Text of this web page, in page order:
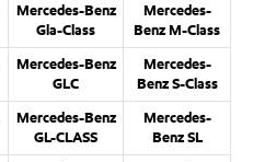
Mercedes-Benz
Gla-Class
Mercedes-
Benz M-Class
Mercedes-Benz
GLC
Mercedes-
Benz S-Class
Mercedes-Benz
GL-CLASS
Mercedes-
Benz SL